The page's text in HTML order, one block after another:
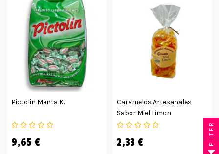
Pictolin Menta K.
9,65 €
Caramelos Artesanales
Sabor Miel Limon
Alpujarreño 175grs
2,33 € FILTER